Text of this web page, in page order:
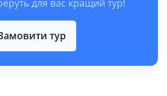
для вас кращий тур!
тур